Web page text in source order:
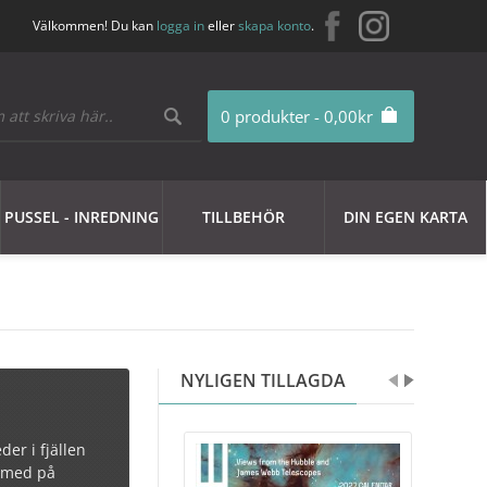
Välkommen! Du kan logga inellerskapa konto.
0 produkter - 0,00kr
PUSSEL - INREDNING TILLBEHÖR DIN EGEN KARTA
NYLIGEN TILLAGDA
i fjällen
på